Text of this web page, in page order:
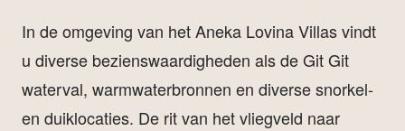
In de omgeving van het Aneka Lovina Villas vindt
u diverse bezienswaardigheden als de Git Git
waterval, warmwaterbronnen en diverse snorkel-
en duiklocaties. De rit van het vliegveld naar